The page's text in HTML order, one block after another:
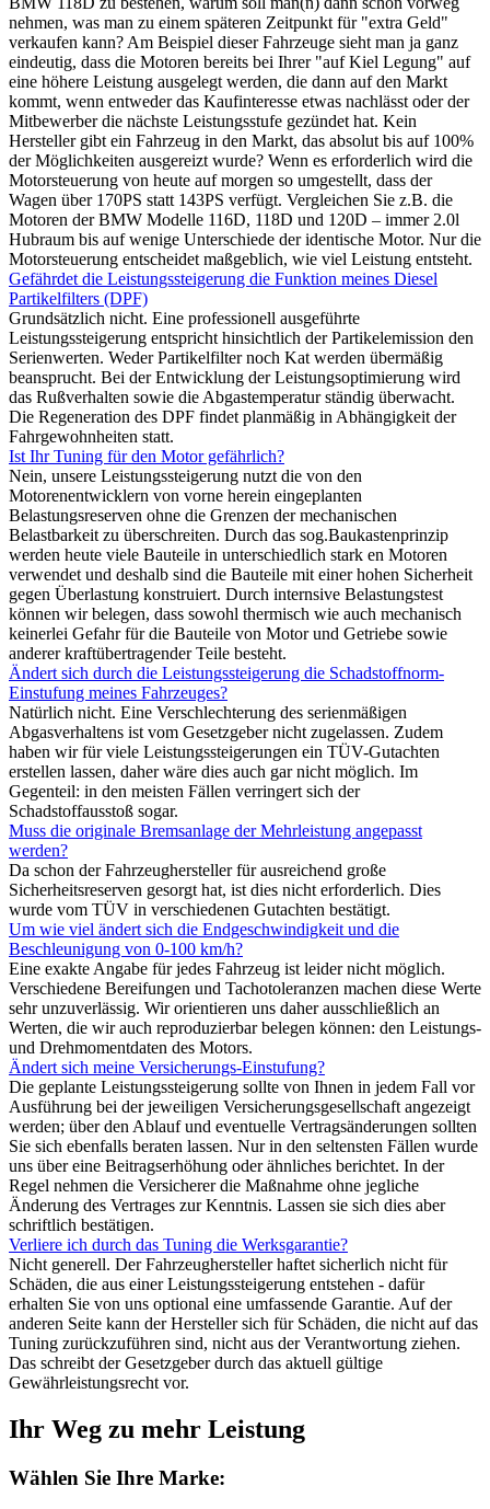
nehmen, was man zu einem späteren Zeitpunkt für "extra Geld"
verkaufen kann? Am Beispiel dieser Fahrzeuge sieht man ja ganz
eindeutig, dass die Motoren bereits bei Ihrer "auf Kiel Legung" auf
eine höhere Leistung ausgelegt werden, die dann auf den Markt
kommt, wenn entweder das Kaufinteresse etwas nachlässt oder der
Mitbewerber die nächste Leistungsstufe gezündet hat. Kein
Hersteller gibt ein Fahrzeug in den Markt, das absolut bis auf 100%
der Möglichkeiten ausgereizt wurde? Wenn es erforderlich wird die
Motorsteuerung von heute auf morgen so umgestellt, dass der
Wagen über 170PS statt 143PS verfügt. Vergleichen Sie z.B. die
Motoren der BMW Modelle 116D, 118D und 120D – immer 2.0l
Hubraum bis auf wenige Unterschiede der identische Motor. Nur die
Motorsteuerung entscheidet maßgeblich, wie viel Leistung entsteht.
Gefährdet die Leistungssteigerung die Funktion meines Diesel
Partikelfilters (DPF)
Grundsätzlich nicht. Eine professionell ausgeführte
Leistungssteigerung entspricht hinsichtlich der Partikelemission den
Serienwerten. Weder Partikelfilter noch Kat werden übermäßig
beansprucht. Bei der Entwicklung der Leistungsoptimierung wird
das Rußverhalten sowie die Abgastemperatur ständig überwacht.
Die Regeneration des DPF findet planmäßig in Abhängigkeit der
Fahrgewohnheiten statt.
Ist Ihr Tuning für den Motor gefährlich?
Nein, unsere Leistungssteigerung nutzt die von den
Motorenentwicklern von vorne herein eingeplanten
Belastungsreserven ohne die Grenzen der mechanischen
Belastbarkeit zu überschreiten. Durch das sog.Baukastenprinzip
werden heute viele Bauteile in unterschiedlich stark en Motoren
verwendet und deshalb sind die Bauteile mit einer hohen Sicherheit
gegen Überlastung konstruiert. Durch internsive Belastungstest
können wir belegen, dass sowohl thermisch wie auch mechanisch
keinerlei Gefahr für die Bauteile von Motor und Getriebe sowie
anderer kraftübertragender Teile besteht.
Ändert sich durch die Leistungssteigerung die Schadstoffnorm-
Einstufung meines Fahrzeuges?
Natürlich nicht. Eine Verschlechterung des serienmäßigen
Abgasverhaltens ist vom Gesetzgeber nicht zugelassen. Zudem
haben wir für viele Leistungssteigerungen ein TÜV-Gutachten
erstellen lassen, daher wäre dies auch gar nicht möglich. Im
Gegenteil: in den meisten Fällen verringert sich der
Schadstoffausstoß sogar.
Muss die originale Bremsanlage der Mehrleistung angepasst
werden?
Da schon der Fahrzeughersteller für ausreichend große
Sicherheitsreserven gesorgt hat, ist dies nicht erforderlich. Dies
wurde vom TÜV in verschiedenen Gutachten bestätigt.
Um wie viel ändert sich die Endgeschwindigkeit und die
Beschleunigung von 0-100 km/h?
Eine exakte Angabe für jedes Fahrzeug ist leider nicht möglich.
Verschiedene Bereifungen und Tachotoleranzen machen diese Werte
sehr unzuverlässig. Wir orientieren uns daher ausschließlich an
Werten, die wir auch reproduzierbar belegen können: den Leistungs-
und Drehmomentdaten des Motors.
Ändert sich meine Versicherungs-Einstufung?
Die geplante Leistungssteigerung sollte von Ihnen in jedem Fall vor
Ausführung bei der jeweiligen Versicherungsgesellschaft angezeigt
werden; über den Ablauf und eventuelle Vertragsänderungen sollten
Sie sich ebenfalls beraten lassen. Nur in den seltensten Fällen wurde
uns über eine Beitragserhöhung oder ähnliches berichtet. In der
Regel nehmen die Versicherer die Maßnahme ohne jegliche
Änderung des Vertrages zur Kenntnis. Lassen sie sich dies aber
schriftlich bestätigen.
Verliere ich durch das Tuning die Werksgarantie?
Nicht generell. Der Fahrzeughersteller haftet sicherlich nicht für
Schäden, die aus einer Leistungssteigerung entstehen - dafür
erhalten Sie von uns optional eine umfassende Garantie. Auf der
anderen Seite kann der Hersteller sich für Schäden, die nicht auf das
Tuning zurückzuführen sind, nicht aus der Verantwortung ziehen.
Das schreibt der Gesetzgeber durch das aktuell gültige
Gewährleistungsrecht vor.
Ihr Weg zu mehr Leistung
Wählen Sie Ihre Marke: